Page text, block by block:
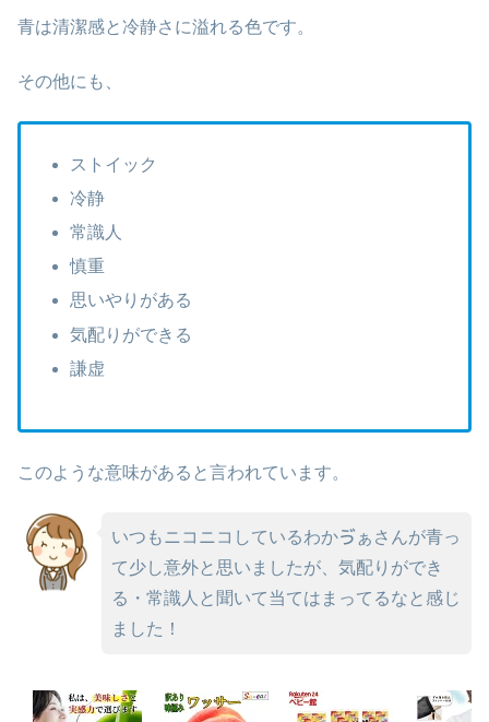
青は清潔感と冷静さに溢れる色です。
その他にも、
ストイック
冷静
常識人
慎重
思いやりがある
気配りができる
謙虚
このような意味があると言われています。
いつもニコニコしているわかゔぁさんが青っ
て少し意外と思いましたが、気配りができ
る・常識人と聞いて当てはまってるなと感じ
ました！